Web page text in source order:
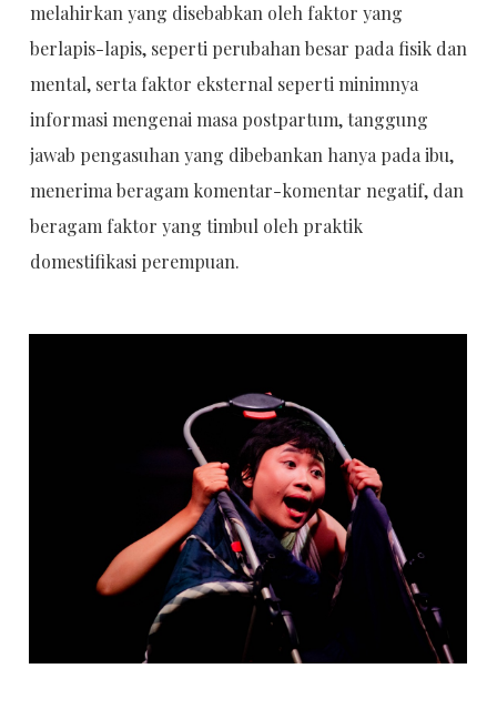
melahirkan yang disebabkan oleh faktor yang
berlapis-lapis, seperti perubahan besar pada fisik dan
mental, serta faktor eksternal seperti minimnya
informasi mengenai masa postpartum, tanggung
jawab pengasuhan yang dibebankan hanya pada ibu,
menerima beragam komentar-komentar negatif, dan
beragam faktor yang timbul oleh praktik
domestifikasi perempuan.